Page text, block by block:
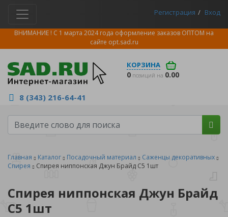
Регистрация Вход
ВНИМАНИЕ ! С 1 марта 2024 года оформление заказов ОПТОМ на
сайте opt.sad.ru
КОРЗИНА
0 позиций на 0.00
8 (343) 216-64-41
Главная Каталог Посадочный материал
Саженцы декоративных
Спирея
Спирея ниппонская Джун Брайд С5 1шт
Спирея ниппонская Джун Брайд
С5 1шт